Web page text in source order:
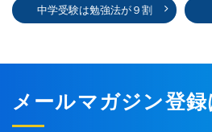
中学受験は勉強法が９割
メールマガジン登録